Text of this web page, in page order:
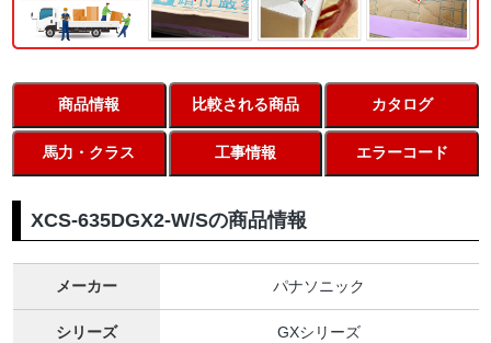
商品情報 比較される商品 カタログ
馬力・クラス 工事情報 エラーコード
XCS-635DGX2-W/Sの商品情報
メーカー パナソニック
シリーズ GXシリーズ